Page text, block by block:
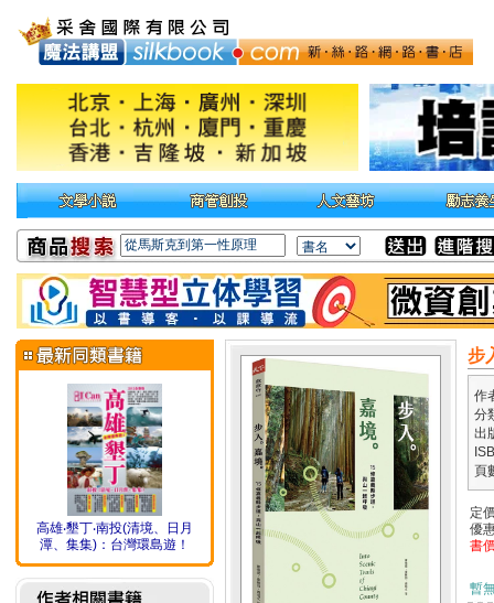
高雄‧墾丁‧南投(清境、日月
潭、集集)：台灣環島遊！
步
作
分
出
頁
定
優
書
暫